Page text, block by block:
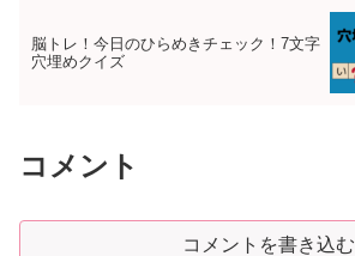
脳トレ！今日のひらめきチェック！7文字
穴埋めクイズ
コメント
コメントを書き込む